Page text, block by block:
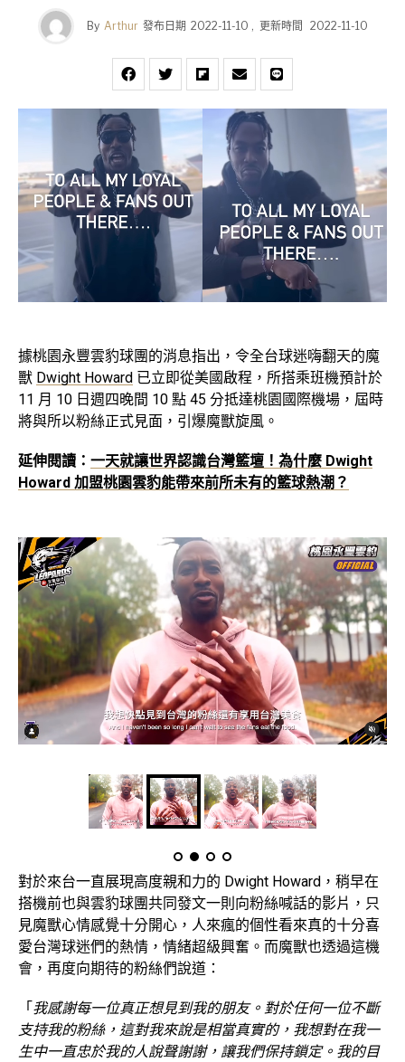
By Arthur 發布日期 2022-11-10 , 更新時間 2022-11-10
據桃園永豐雲豹球團的消息指出，令全台球迷嗨翻天的魔
獸 Dwight Howard 已立即從美國啟程，所搭乘班機預計於
11 月 10 日週四晚間 10 點 45 分抵達桃園國際機場，屆時
將與所以粉絲正式見面，引爆魔獸旋風。
延伸閱讀： 一天就讓世界認識台灣籃壇！為什麼 Dwight
Howard 加盟桃園雲豹能帶來前所未有的籃球熱潮？
對於來台一直展現高度親和力的 Dwight Howard，稍早在
搭機前也與雲豹球團共同發文一則向粉絲喊話的影片，只
見魔獸心情感覺十分開心，人來瘋的個性看來真的十分喜
愛台灣球迷們的熱情，情緒超級興奮。而魔獸也透過這機
會，再度向期待的粉絲們說道：
「我感謝每一位真正想見到我的朋友。對於任何一位不斷
支持我的粉絲，這對我來說是相當真實的，我想對在我一
生中一直忠於我的人說聲謝謝，讓我們保持鎖定。我的目